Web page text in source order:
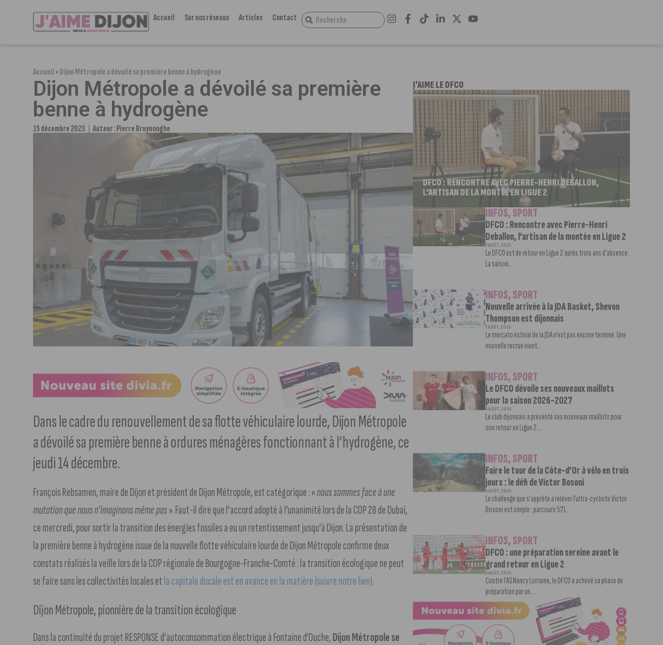
Accueil Sur nos réseaux Articles Contact
Accueil»Dijon Métropole a dévoilé sa première benne à hydrogène
Dijon Métropole a dévoilé sa première
benne à hydrogène
15 décembre 2023 Auteur :Pierre Bruynooghe
Dans le cadre du renouvellement de sa flotte véhiculaire lourde, Dijon Métropole
a dévoilé sa première benne à ordures ménagères fonctionnant à l’hydrogène, ce
jeudi 14 décembre.
François Rebsamen, maire de Dijon et président de Dijon Métropole, est catégorique : «nous sommes face à une
mutation que nous n’imaginons même pas». Faut-il dire que l’accord adopté à l’unanimité lors de la COP 28 de Dubaï,
ce mercredi, pour sortir la transition des énergies fossiles a eu un retentissement jusqu’à Dijon. La présentation de
la première benne à hydrogène issue de la nouvelle flotte véhiculaire lourde de Dijon Métropole confirme deux
constats réalisés la veille lors de la COP régionale de Bourgogne-Franche-Comté : la transition écologique ne peut
se faire sans les collectivités locales etla capitale ducale est en avance en la matière (suivre notre lien).
Dijon Métropole, pionnière de la transition écologique
Dans la continuité du projet RESPONSE d’autoconsommation électrique à Fontaine d’Ouche,Dijon Métropole se
J'AIME LE DFCO
DFCO : RENCONTRE AVEC PIERRE-HENRI DEBALLON,
L’ARTISAN DE LA MONTÉE EN LIGUE 2
INFOS,SPORT
DFCO : Rencontre avec Pierre-Henri
Deballon, l’artisan de la montée en Ligue 2
7 AOÛT, 2026
Le DFCO est de retour en Ligue 2 après trois ans d’absence.
La saison...
INFOS,SPORT
Nouvelle arrivée à la JDA Basket, Shevon
Thompson est dijonnais
7 AOÛT, 2026
Le mercato estival de la JDA n’est pas encore terminé. Une
nouvelle recrue vient...
INFOS,SPORT
Le DFCO dévoile ses nouveaux maillots
pour la saison 2026-2027
6 AOÛT, 2026
Le club dijonnais a présenté ses nouveaux maillots pour
son retour en Ligue 2....
INFOS,SPORT
Faire le tour de la Côte-d’Or à vélo en trois
jours : le défi de Victor Bosoni
5 AOÛT, 2026
Le challenge que s’apprête à relever l’ultra-cycliste Victor
Bosoni est simple : parcourir 571...
INFOS,SPORT
DFCO : une préparation sereine avant le
grand retour en Ligue 2
3 AOÛT, 2026
Contre l’AS Nancy Lorraine, le DFCO a achevé sa phase de
préparation par un...